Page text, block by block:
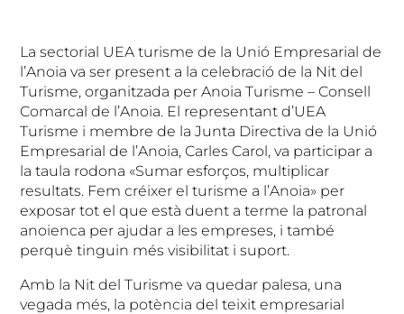
La sectorial UEA turisme de la Unió Empresarial de
l’Anoia va ser present a la celebració de la Nit del
Turisme, organitzada per Anoia Turisme – Consell
Comarcal de l’Anoia. El representant d’UEA
Turisme i membre de la Junta Directiva de la Unió
Empresarial de l’Anoia, Carles Carol, va participar a
la taula rodona «Sumar esforços, multiplicar
resultats. Fem créixer el turisme a l’Anoia» per
exposar tot el que està duent a terme la patronal
anoienca per ajudar a les empreses, i també
perquè tinguin més visibilitat i suport.
Amb la Nit del Turisme va quedar palesa, una
vegada més, la potència del teixit empresarial